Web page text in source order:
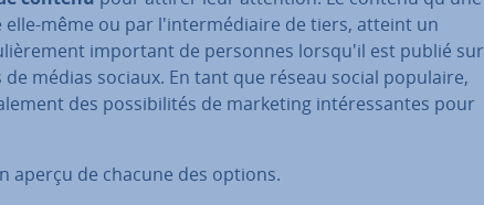
elle-même ou par l'in­ter­mé­diaire de tiers, atteint un
important de personnes lorsqu'il est publié sur
médias sociaux. En tant que réseau social populaire,
des pos­si­bi­li­tés de marketing in­té­res­santes pour
aperçu de chacune des options.